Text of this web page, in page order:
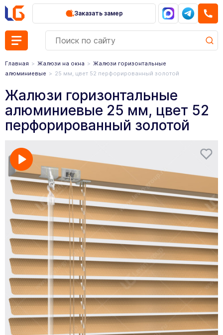
Заказать замер
Главная Жалюзи на окна
Жалюзи горизонтальные
алюминиевые
25 мм, цвет 52 перфорированный золотой
Жалюзи горизонтальные
алюминиевые 25 мм, цвет 52
перфорированный золотой